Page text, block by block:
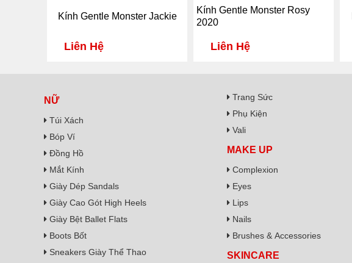
Kính Gentle Monster Jackie
Liên Hệ
Kính Gentle Monster Rosy
2020
Liên Hệ
NỮ
Túi Xách
Bóp Ví
Đồng Hồ
Mắt Kính
Giày Dép Sandals
Giày Cao Gót High Heels
Giày Bệt Ballet Flats
Boots Bốt
Sneakers Giày Thể Thao
Trang Sức
Phụ Kiện
Vali
MAKE UP
Complexion
Eyes
Lips
Nails
Brushes & Accessories
SKINCARE